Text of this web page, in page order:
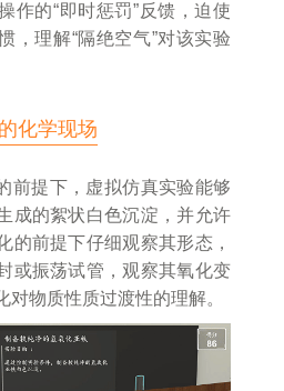
作的“即时惩罚”反馈，迫使
，理解“隔绝空气”对该实验
化学现场
前提下，虚拟仿真实验能够
成的絮状白色沉淀，并允许
的前提下仔细观察其形态，
或振荡试管，观察其氧化变
对物质性质过渡性的理解。